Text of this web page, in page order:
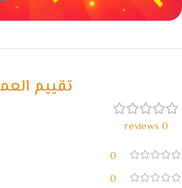
خصومات كبيرة
تقييم
0 reviews
0
0